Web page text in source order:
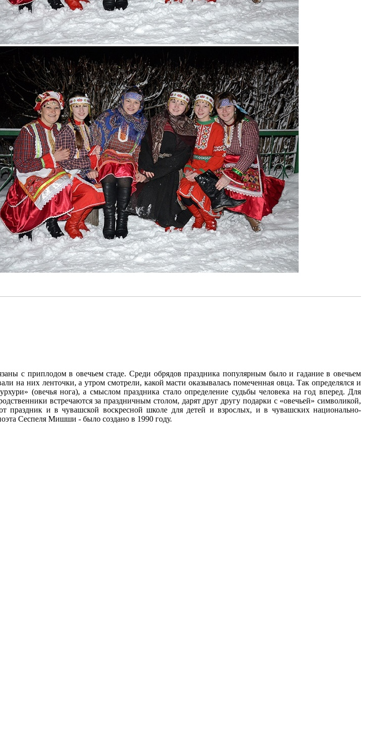
с приплодом в овечьем стаде. Среди обрядов праздника популярным было и гадание в овечьем
на них ленточки, а утром смотрели, какой масти оказывалась помеченная овца. Так определялся и
(овечья нога), а смыслом праздника стало определение судьбы человека на год вперед. Для
встречаются за праздничным столом, дарят друг другу подарки с «овечьей» символикой,
и в чувашской воскресной школе для детей и взрослых, и в чувашских национально-
Сеспеля Мишши - было создано в 1990 году.